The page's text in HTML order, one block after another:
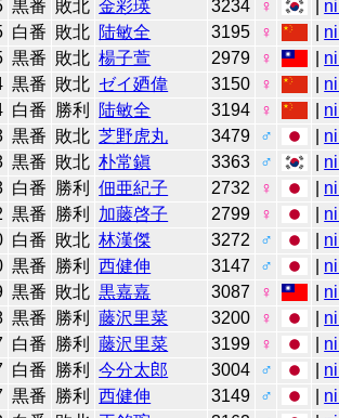
黒番 敗北 金彩瑛 3234 ♀
白番 敗北 陆敏全 3195 ♀
黒番 敗北 楊子萱 2979 ♀
黒番 敗北 ゼイ廼偉 3150 ♀
白番 勝利 陆敏全 3194 ♀
黒番 敗北 芝野虎丸 3479 ♂
黒番 敗北 朴常鎭 3363 ♂
白番 勝利 佃亜紀子 2732 ♀
黒番 勝利 加藤啓子 2799 ♀
白番 敗北 林漢傑 3272 ♂
黒番 勝利 西健伸 3147 ♂
黒番 敗北 黒嘉嘉 3087 ♀
黒番 勝利 藤沢里菜 3200 ♀
白番 勝利 藤沢里菜 3199 ♀
白番 勝利 今分太郎 3004 ♂
黒番 勝利 西健伸 3149 ♂